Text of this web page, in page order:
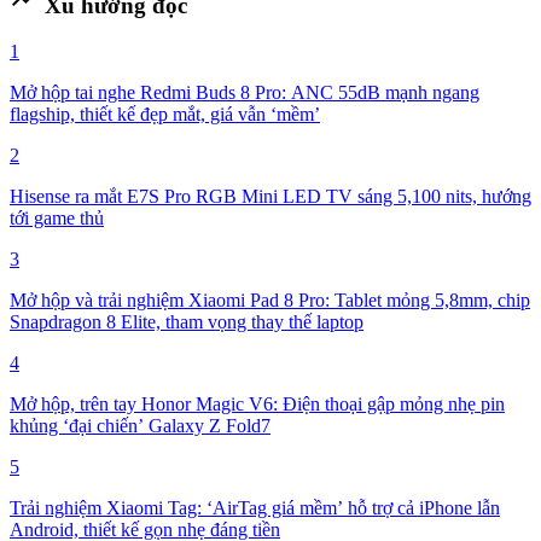
1
Mở hộp tai nghe Redmi Buds 8 Pro: ANC 55dB mạnh ngang
flagship, thiết kế đẹp mắt, giá vẫn ‘mềm’
2
Hisense ra mắt E7S Pro RGB Mini LED TV sáng 5,100 nits, hướng
tới game thủ
3
Mở hộp và trải nghiệm Xiaomi Pad 8 Pro: Tablet mỏng 5,8mm, chip
Snapdragon 8 Elite, tham vọng thay thế laptop
4
Mở hộp, trên tay Honor Magic V6: Điện thoại gập mỏng nhẹ pin
khủng ‘đại chiến’ Galaxy Z Fold7
5
Trải nghiệm Xiaomi Tag: ‘AirTag giá mềm’ hỗ trợ cả iPhone lẫn
Android, thiết kế gọn nhẹ đáng tiền